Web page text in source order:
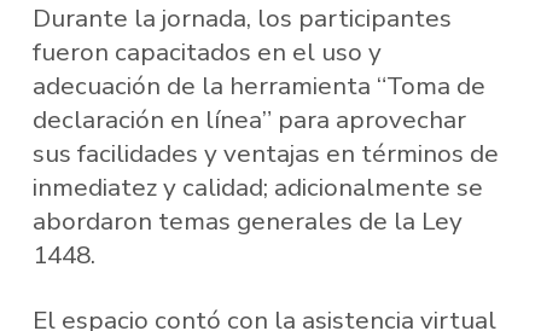
Durante la jornada, los participantes
fueron capacitados en el uso y
adecuación de la herramienta “Toma de
declaración en línea” para aprovechar
sus facilidades y ventajas en términos de
inmediatez y calidad; adicionalmente se
abordaron temas generales de la Ley
1448.
El espacio contó con la asistencia virtual